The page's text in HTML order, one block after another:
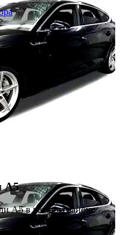
А5
А5 в каждом районе